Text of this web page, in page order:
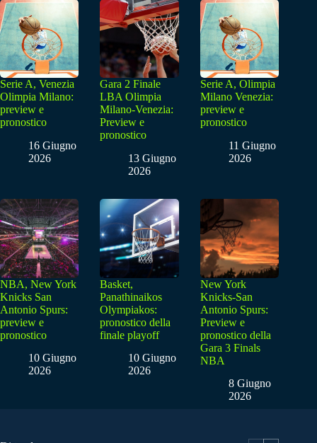
Serie A, Venezia
Olimpia Milano:
preview e
pronostico
16 Giugno
2026
Gara 2 Finale
LBA Olimpia
Milano-Venezia:
Preview e
pronostico
13 Giugno
2026
Serie A, Olimpia
Milano Venezia:
preview e
pronostico
11 Giugno
2026
NBA, New York
Knicks San
Antonio Spurs:
preview e
pronostico
10 Giugno
2026
Basket,
Panathinaikos
Olympiakos:
pronostico della
finale playoff
10 Giugno
2026
New York
Knicks-San
Antonio Spurs:
Preview e
pronostico della
Gara 3 Finals
NBA
8 Giugno
2026